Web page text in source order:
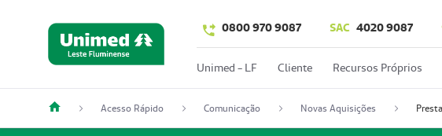
0800 970 9087 SAC 4020 9087
Unimed - LF Cliente Recursos Próprios
Acesso Rápido Comunicação Novas Aquisições